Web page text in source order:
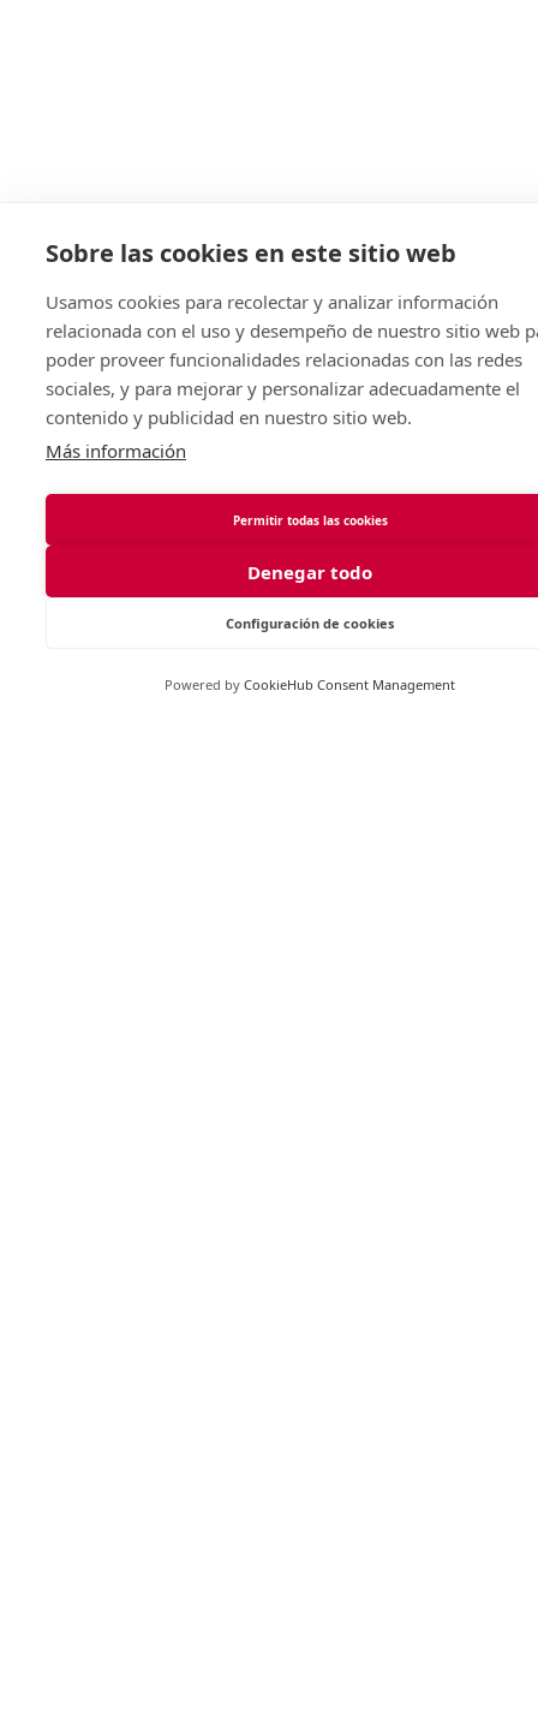
Sobre las cookies en este sitio web
Usamos cookies para recolectar y analizar información
relacionada con el uso y desempeño de nuestro sitio web
poder proveer funcionalidades relacionadas con las redes
sociales, y para mejorar y personalizar adecuadamente el
contenido y publicidad en nuestro sitio web.
Más información
Permitir todas las cookies
Denegar todo
Configuración de cookies
Powered by CookieHub Consent Management